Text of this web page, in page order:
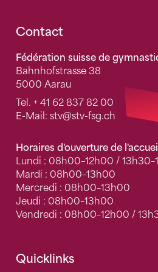
Fusszeile
Contact
Fédération suisse de
Bahnhofstrasse 38
5000 Aarau
Tel. + 41 62 837 82 00
E-Mail: stv@stv-fsg.ch
Horaires d'ouverture de
Lundi : 08h00–12h00 /
Mardi : 08h00–13h00
Mercredi : 08h00–13h00
Jeudi : 08h00–13h00
Vendredi : 08h00–12h00 /
Quicklinks